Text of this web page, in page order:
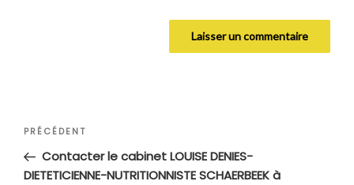
Navigation
l’article
Article
précédent
PRÉCÉDENT
Contacter le cabinet LOUISE DENIES-
DIETETICIENNE-NUTRITIONNISTE SCHAERBEEK à